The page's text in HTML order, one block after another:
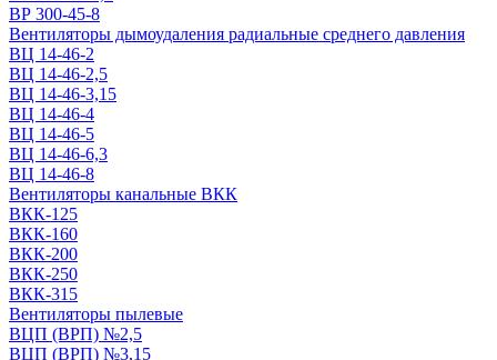
ВР 300-45-8
Вентиляторы дымоудаления радиальные среднего давления
ВЦ 14-46-2
ВЦ 14-46-2,5
ВЦ 14-46-3,15
ВЦ 14-46-4
ВЦ 14-46-5
ВЦ 14-46-6,3
ВЦ 14-46-8
Вентиляторы канальные ВКК
ВКК-125
ВКК-160
ВКК-200
ВКК-250
ВКК-315
Вентиляторы пылевые
ВЦП (ВРП) №2,5
ВЦП (ВРП) №3,15